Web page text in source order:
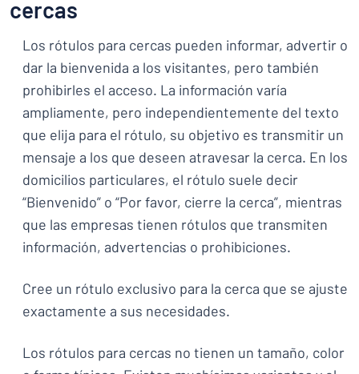
cercas
Los rótulos para cercas pueden informar, advertir o
dar la bienvenida a los visitantes, pero también
prohibirles el acceso. La información varía
ampliamente, pero independientemente del texto
que elija para el rótulo, su objetivo es transmitir un
mensaje a los que deseen atravesar la cerca. En los
domicilios particulares, el rótulo suele decir
“Bienvenido” o “Por favor, cierre la cerca”, mientras
que las empresas tienen rótulos que transmiten
información, advertencias o prohibiciones.
Cree un rótulo exclusivo para la cerca que se ajuste
exactamente a sus necesidades.
Los rótulos para cercas no tienen un tamaño, color